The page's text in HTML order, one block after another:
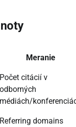
Meranie
Počet citácií v
odborných
médiách/
Referring domains